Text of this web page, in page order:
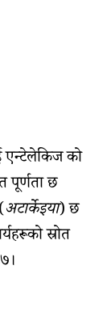
एन्टेलेकिजको
पूर्णता छ
अटार्केइया) छ
को स्रोत
।